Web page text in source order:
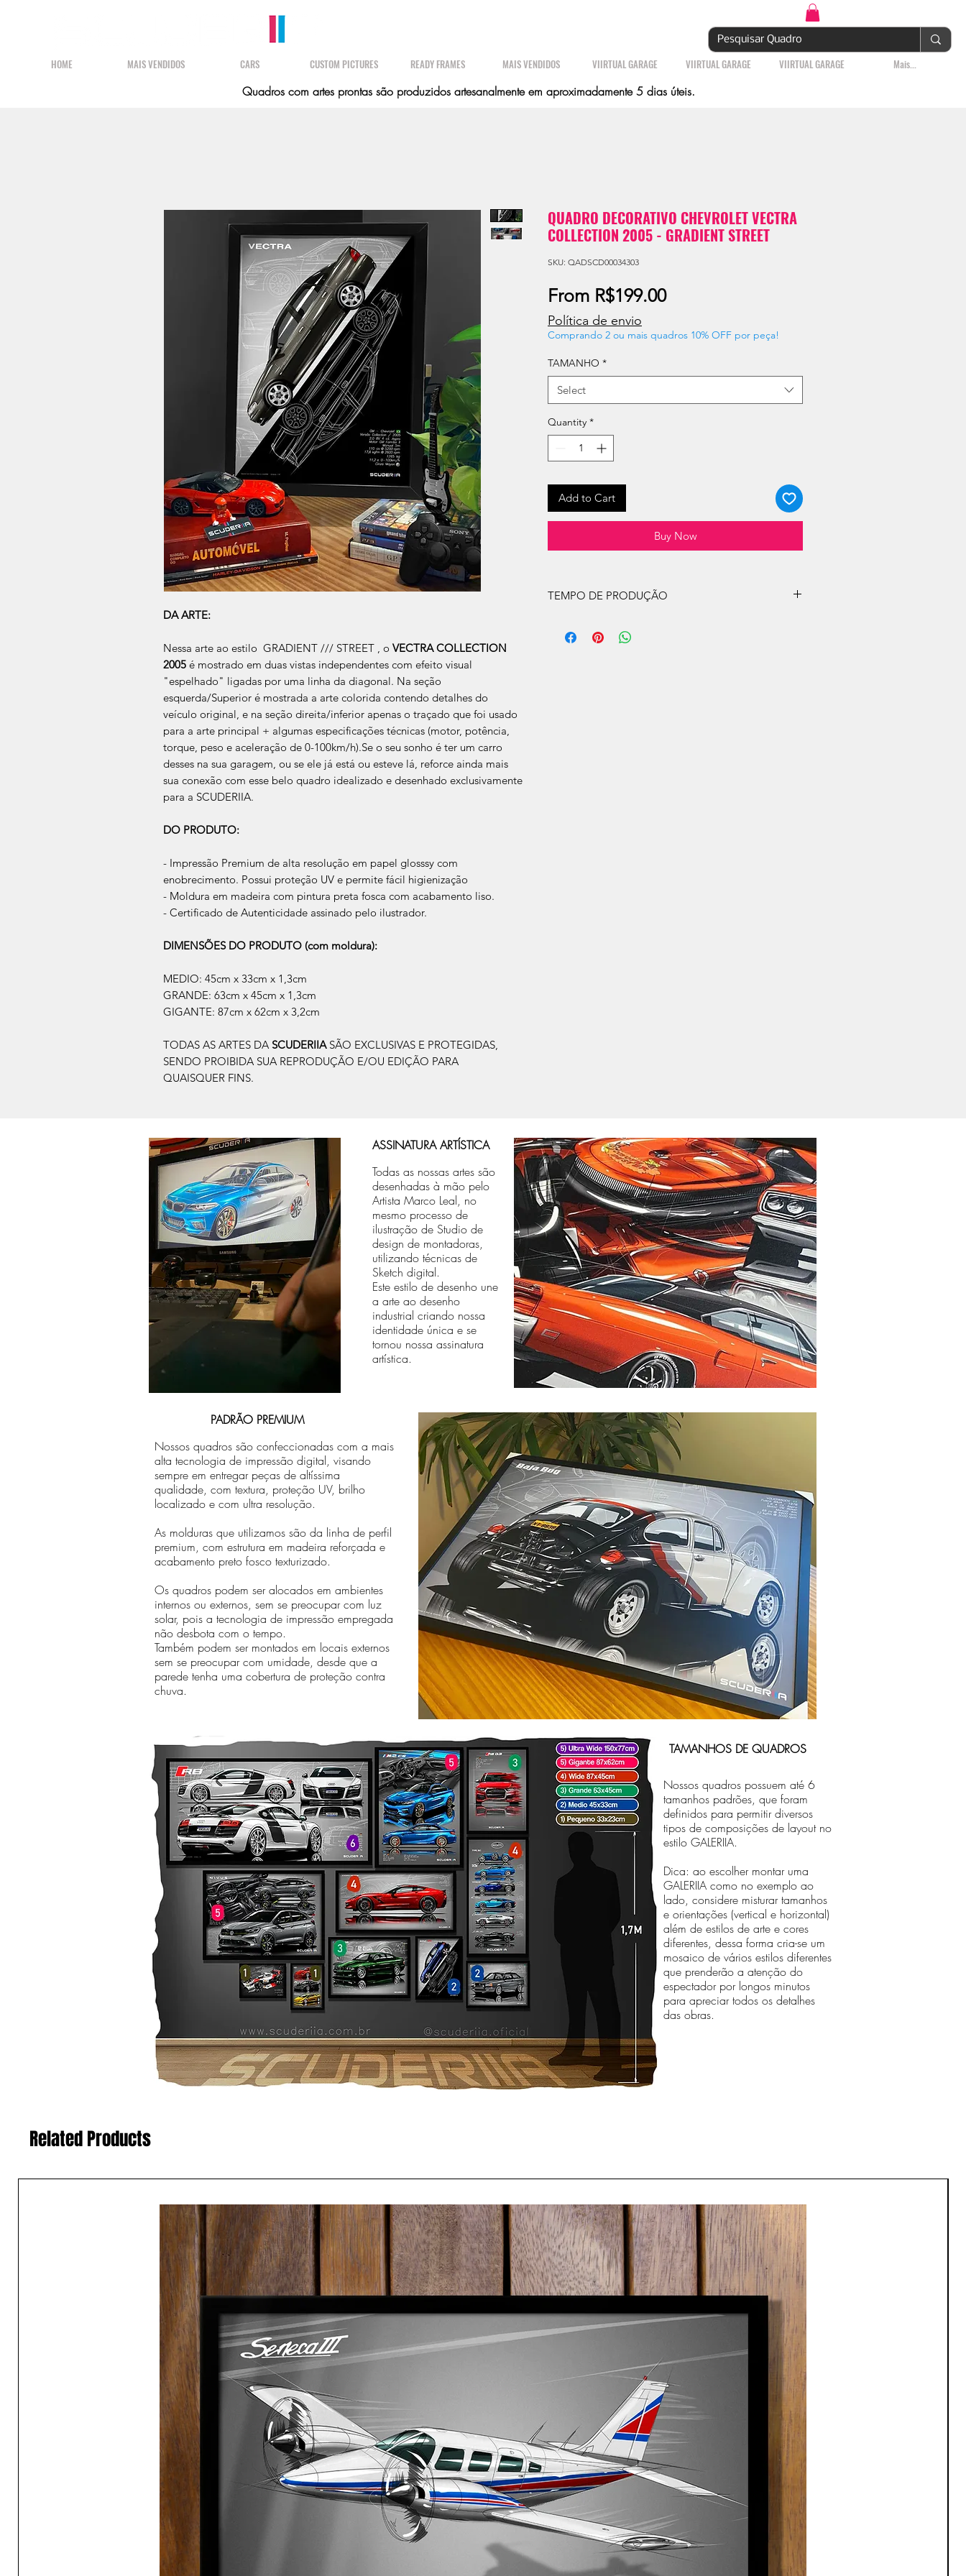
HOME MAIS VENDIDOS CARS CUSTOM PICTURES READY FRAMES MAIS VENDIDOS VIIRTUAL GARAGE VIIRTUAL GARAGE VIIRTUAL GARAGE Mais...
Quadros com artes prontas são produzidos artesanalmente em aproximadamente 5 dias úteis.
DA ARTE:
Nessa arte ao estilo GRADIENT /// STREET , o VECTRA COLLECTION
2005 é mostrado em duas vistas independentes com efeito visual
"espelhado" ligadas por uma linha da diagonal. Na seção
esquerda/Superior é mostrada a arte colorida contendo detalhes do
veículo original, e na seção direita/inferior apenas o traçado que foi usado
para a arte principal + algumas especificações técnicas (motor, potência,
torque, peso e aceleração de 0-100km/h).Se o seu sonho é ter um carro
desses na sua garagem, ou se ele já está ou esteve lá, reforce ainda mais
sua conexão com esse belo quadro idealizado e desenhado exclusivamente
para a SCUDERIIA.
DO PRODUTO:
- Impressão Premium de alta resolução em papel glosssy com
enobrecimento. Possui proteção UV e permite fácil higienização
- Moldura em madeira com pintura preta fosca com acabamento liso.
- Certificado de Autenticidade assinado pelo ilustrador.
DIMENSÕES DO PRODUTO (com moldura):
MEDIO: 45cm x 33cm x 1,3cm
GRANDE: 63cm x 45cm x 1,3cm
GIGANTE: 87cm x 62cm x 3,2cm
TODAS AS ARTES DA SCUDERIIA SÃO EXCLUSIVAS E PROTEGIDAS,
SENDO PROIBIDA SUA REPRODUÇÃO E/OU EDIÇÃO PARA
QUAISQUER FINS.
QUADRO DECORATIVO CHEVROLET VECTRA
COLLECTION 2005 - GRADIENT STREET
SKU: QADSCD00034303
From R$199.00Sale
Política de envio
Comprando 2 ou mais quadros 10% OFF por peça!
TAMANHO *
Select
Quantity *
Add to Cart
Buy Now
TEMPO DE PRODUÇÃO
úteis, após a confirmação de compra.
ASSINATURA ARTÍSTICA
Todas as nossas artes são
desenhadas à mão pelo
Artista Marco Leal, no
mesmo processo de
ilustração de Studio de
design de montadoras,
utilizando técnicas de
Sketch digital.
Este estilo de desenho une
a arte ao desenho
industrial criando nossa
identidade única e se
tornou nossa assinatura
artística.
PADRÃO PREMIUM
Nossos quadros são confeccionadas com a mais
alta tecnologia de impressão digital, visando
sempre em entregar peças de altíssima
qualidade, com textura, proteção UV, brilho
localizado e com ultra resolução.
As molduras que utilizamos são da linha de perfil
premium, com estrutura em madeira reforçada e
acabamento preto fosco texturizado.
Os quadros podem ser alocados em ambientes
internos ou externos, sem se preocupar com luz
solar, pois a tecnologia de impressão empregada
não desbota com o tempo.
Também podem ser montados em locais externos
sem se preocupar com umidade, desde que a
parede tenha uma cobertura de proteção contra
chuva.
TAMANHOS DE QUADROS
Nossos quadros possuem até 6
tamanhos padrões, que foram
definidos para permitir diversos
tipos de composições de layout no
estilo GALERIIA.
Dica: ao escolher montar uma
GALERIIA como no exemplo ao
lado, considere misturar tamanhos
e orientações (vertical e horizontal)
além de estilos de arte e cores
diferentes, dessa forma cria-se um
mosaico de vários estilos diferentes
que prenderão a atenção do
espectador por longos minutos
para apreciar todos os detalhes
das obras.
Related Products